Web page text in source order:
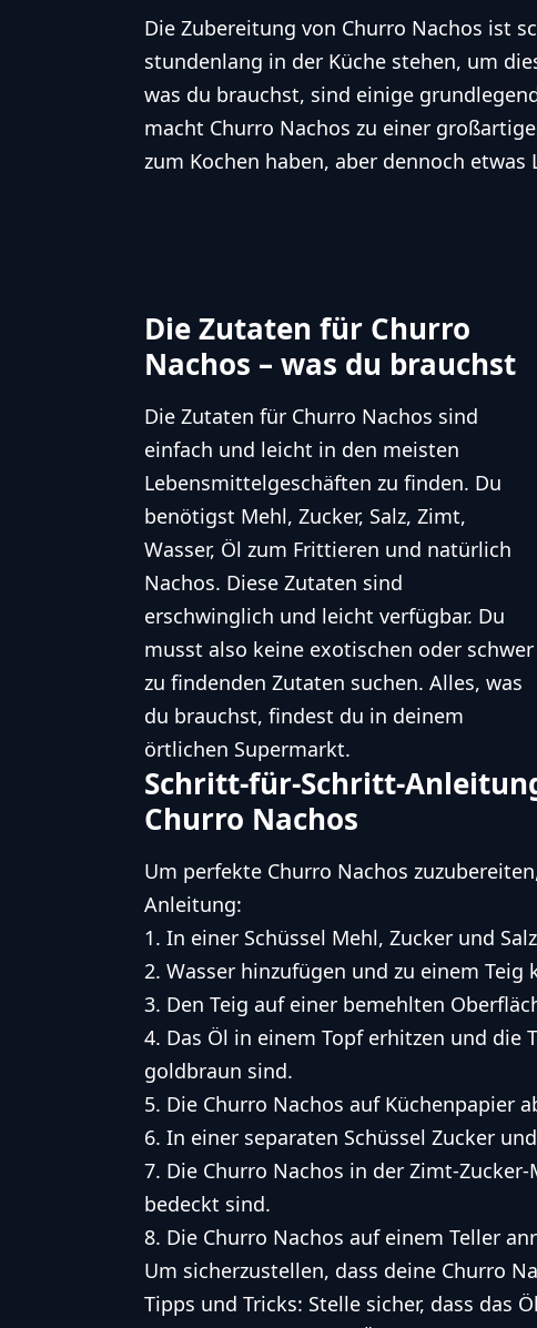
Die Zubereitung von Churro Nachos ist
stundenlang in der Küche stehen, um
was du brauchst, sind einige
macht Churro Nachos zu einer
zum Kochen haben, aber dennoch etwas
Die Zutaten für Churro
Nachos – was du brauchst
Die Zutaten für Churro Nachos sind
einfach und leicht in den meisten
Lebensmittelgeschäften zu finden. Du
benötigst Mehl, Zucker, Salz, Zimt,
Wasser, Öl zum Frittieren und natürlich
Nachos. Diese Zutaten sind
erschwinglich und leicht verfügbar. Du
musst also keine exotischen oder schwer
zu findenden Zutaten suchen. Alles, was
du brauchst, findest du in deinem
örtlichen Supermarkt.
Schritt-für-Schritt-
Churro Nachos
Um perfekte Churro Nachos
Anleitung:
1. In einer Schüssel Mehl, Zucker und
2. Wasser hinzufügen und zu einem Teig
3. Den Teig auf einer bemehlten
4. Das Öl in einem Topf erhitzen und
goldbraun sind.
5. Die Churro Nachos auf Küchenpapier
6. In einer separaten Schüssel Zucker
7. Die Churro Nachos in der Zimt-
bedeckt sind.
8. Die Churro Nachos auf einem Teller
Um sicherzustellen, dass deine Churro
Tipps und Tricks: Stelle sicher, dass das